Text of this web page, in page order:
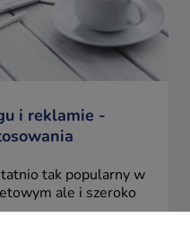
i reklamie -
tak popularny w
ale i szeroko